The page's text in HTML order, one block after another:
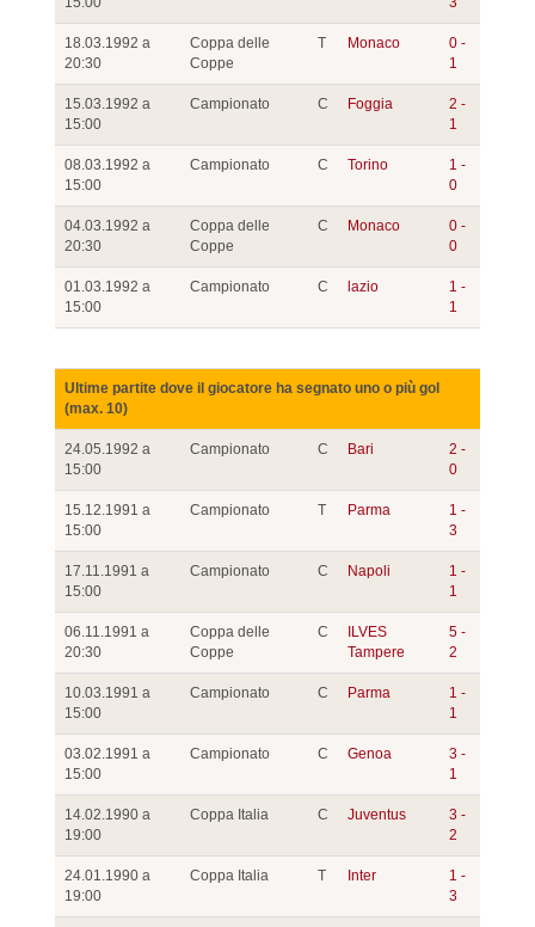
18.03.1992 a
20:30
Coppa delle
Coppe
T Monaco
0 -
1
15.03.1992 a
15:00
Campionato C Foggia
2 -
1
08.03.1992 a
15:00
Campionato C Torino
1 -
0
04.03.1992 a
20:30
Coppa delle
Coppe
C Monaco
0 -
0
01.03.1992 a
15:00
Campionato C lazio
1 -
1
Ultime partite dove il giocatore ha segnato uno o più gol
(max. 10)
24.05.1992 a
15:00
Campionato C Bari
2 -
0
15.12.1991 a
15:00
Campionato T Parma
1 -
3
17.11.1991 a
15:00
Campionato C Napoli
1 -
1
06.11.1991 a
20:30
Coppa delle
Coppe
C
ILVES
Tampere
5 -
2
10.03.1991 a
15:00
Campionato C Parma
1 -
1
03.02.1991 a
15:00
Campionato C Genoa
3 -
1
14.02.1990 a
19:00
Coppa Italia C Juventus
3 -
2
24.01.1990 a
19:00
Coppa Italia T Inter
1 -
3